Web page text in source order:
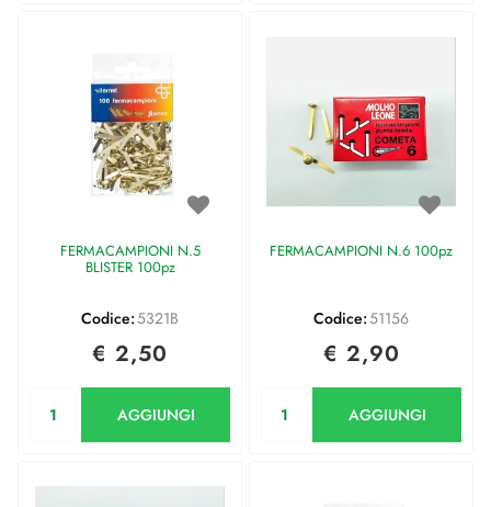
FERMACAMPIONI N.5
BLISTER 100pz
Codice:5321B
€ 2,50
AGGIUNGI
FERMACAMPIONI N.6 100pz
Codice:51156
€ 2,90
AGGIUNGI